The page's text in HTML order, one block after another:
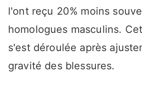
l'ont reçu 20% moins
homologues masculins.
s'est déroulée après
gravité des blessures.